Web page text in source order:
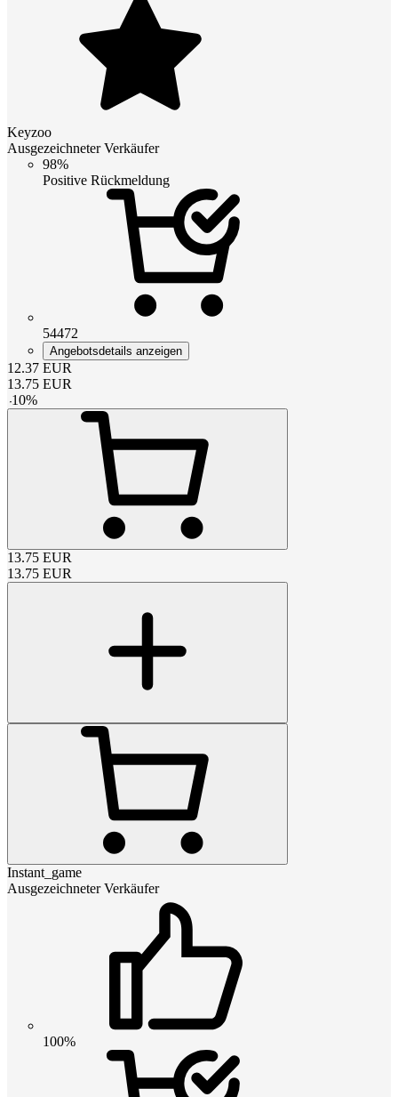
Keyzoo
Ausgezeichneter Verkäufer
98%
Positive Rückmeldung
54472
Angebotsdetails anzeigen
12.37 EUR
13.75 EUR
-10%
13.75 EUR
13.75 EUR
Instant_game
Ausgezeichneter Verkäufer
100%